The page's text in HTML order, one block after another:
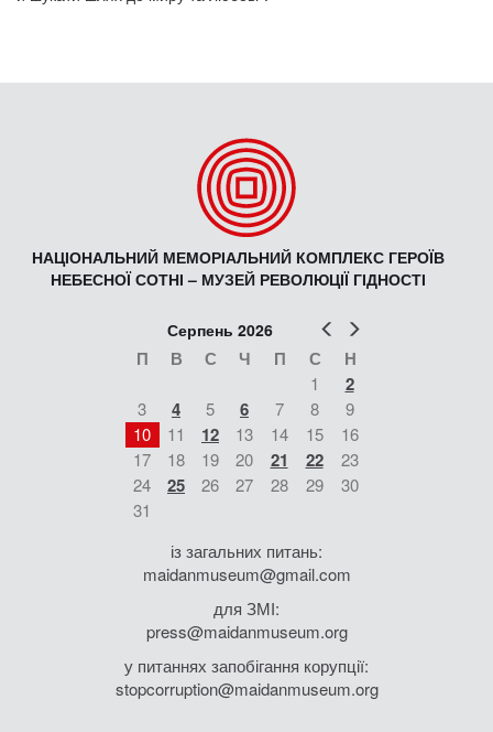
НАЦІОНАЛЬНИЙ МЕМОРІАЛЬНИЙ КОМПЛЕКС ГЕРОЇВ
НЕБЕСНОЇ СОТНІ – МУЗЕЙ РЕВОЛЮЦІЇ ГІДНОСТІ
Попер
Серпень 2026
П В С Ч П С Н
1 2
3 4 5 6 7 8
9
10
11 12 13 14 15
16
17
18 19 20 21 22
23
24
25 26 27 28 29
30
31
із загальних питань:
maidanmuseum@gmail.com
для ЗМІ:
press@maidanmuseum.org
у питаннях запобігання корупції:
stopcorruption@maidanmuseum.org